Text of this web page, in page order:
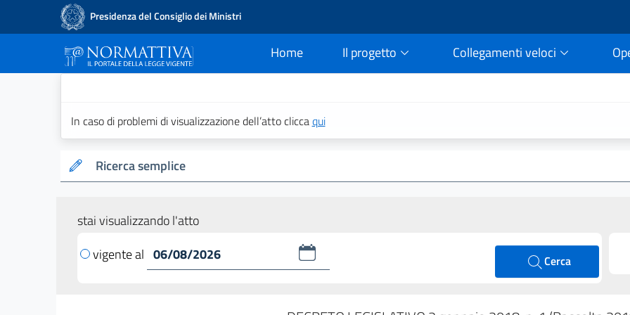
Presidenza del Consiglio dei Ministri
Home
current Il progetto Collegamenti veloci
In caso di problemi di visualizzazione dell’atto cliccaqui
Ricerca semplice
stai visualizzando l'atto
vigente al
Cerca